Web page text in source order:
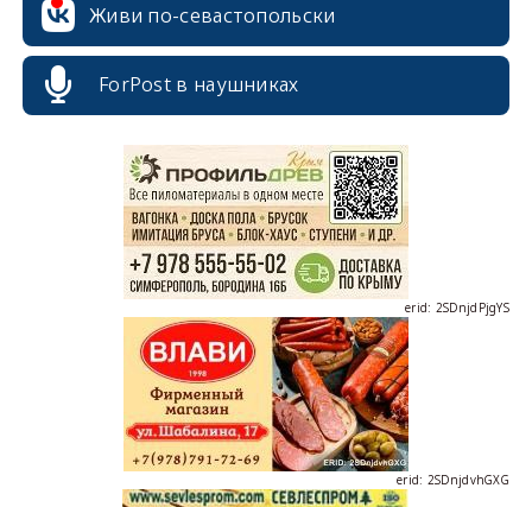
Живи по-севастопольски
ForPost в наушниках
erid: 2SDnjdvhGXG